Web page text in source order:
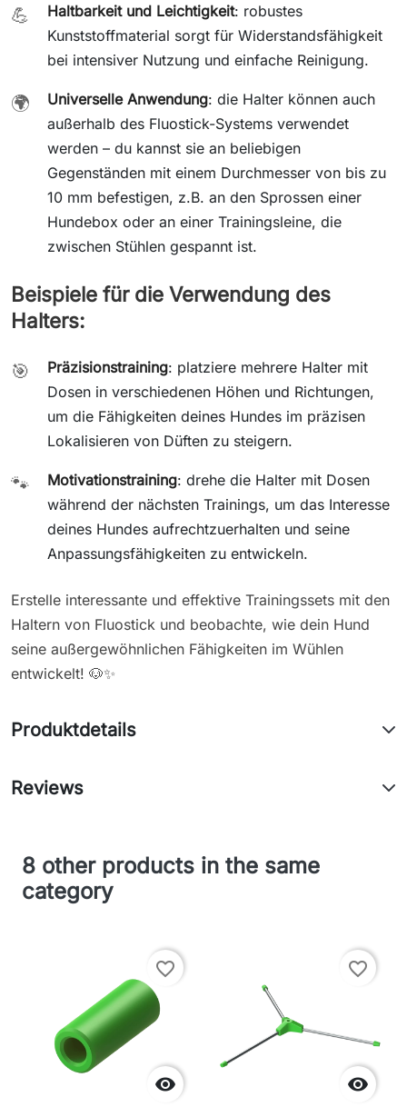
💪 Haltbarkeit und Leichtigkeit: robustes
Kunststoffmaterial sorgt für Widerstandsfähigkeit
bei intensiver Nutzung und einfache Reinigung.
🌍 Universelle Anwendung: die Halter können auch
außerhalb des Fluostick-Systems verwendet
werden – du kannst sie an beliebigen
Gegenständen mit einem Durchmesser von bis zu
10 mm befestigen, z.B. an den Sprossen einer
Hundebox oder an einer Trainingsleine, die
zwischen Stühlen gespannt ist.
Beispiele für die Verwendung des
Halters:
🎯 Präzisionstraining: platziere mehrere Halter mit
Dosen in verschiedenen Höhen und Richtungen,
um die Fähigkeiten deines Hundes im präzisen
Lokalisieren von Düften zu steigern.
🐾 Motivationstraining: drehe die Halter mit Dosen
während der nächsten Trainings, um das Interesse
deines Hundes aufrechtzuerhalten und seine
Anpassungsfähigkeiten zu entwickeln.
Erstelle interessante und effektive Trainingssets mit den
Haltern von Fluostick und beobachte, wie dein Hund
seine außergewöhnlichen Fähigkeiten im Wühlen
entwickelt! 🐶✨
Produktdetails
Reviews
8 other products in the same
category

favorite_border

favorite_border